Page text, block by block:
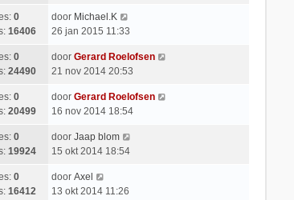
0
16406
door Michael.K
26 jan 2015 11:33
0
24490
door Gerard Roelofsen
21 nov 2014 20:53
0
20499
door Gerard Roelofsen
16 nov 2014 18:54
0
19924
door Jaap blom
15 okt 2014 18:54
0
16412
door Axel
13 okt 2014 11:26